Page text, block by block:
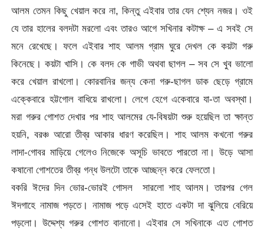
আলম তেমন কিছু খেয়াল করে না, কিন্তু এইবার তার যেন শ্যেন নজর। ওই
যে তার হালের বলদটা মরলো এবং তারও আগে সখিনার কটাক্ষ – এ সবই সে
মনে রেখেছে। ফলে এইবার শাহ আলম গ্রাম ঘুরে দেখল কে কয়টা গরু
কিনেছে। কয়টা খাসি। কে বলদ কে গাভী অথবা ছাগল – সব সে খুব ভালো
করে খেয়াল রাখলো। কোরবানির জন্য কেনা গরু-ছাগল ডাক ছেড়ে গ্রামে
এক্কেবারে হট্টগোল বাধিয়ে রাখলো। লেগে হেগে একেবারে যা-তা অবস্থা।
মরা গরুর গোশত দেখার পর শাহ আলমের যে-বিষয়টা শুরু হয়েছিল তা ক্ষান্ত
হয়নি, বরঞ্চ আরো তীব্র আকার ধারণ করেছিল। শাহ আলম কখনো গরুর
লাদা-গোবর মাড়িয়ে গেলেও নিজেকে অসূচি ভাবতে পারতো না। উড়ে আসা
কষানো গোশতের তীব্র গন্ধ উলটো তাকে আচ্ছন্ন করে ফেলতো।
বকরি ঈদের দিন ভোর-ভোরই গোসল সারলো শাহ আলম। তারপর গেল
ঈদগাহে নামাজ পড়তে। নামাজ পড়ে এসেই হাতে একটা দা ঝুলিয়ে বেরিয়ে
পড়লো। উদ্দেশ্য গরুর গোশত বানানো। এইবার সে সখিনাকে এত গোশত